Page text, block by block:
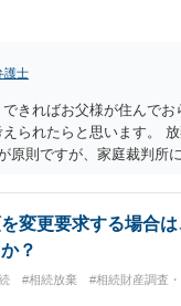
護士
きればお父様が住んでお
られたらと思います。 放
原則ですが、家庭裁判所
ことができます。 銀行
ので、数年後に借金が発
が扱った相続放棄を検討
ろ、サラ金に対する過払金
いう事例がありました。
変更要求する場合は
？
#相続放棄 #相続財産調査